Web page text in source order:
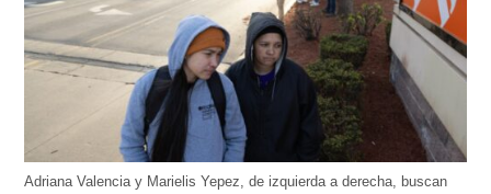
Adriana Valencia y Marielis Yepez, de izquierda a derecha, buscan